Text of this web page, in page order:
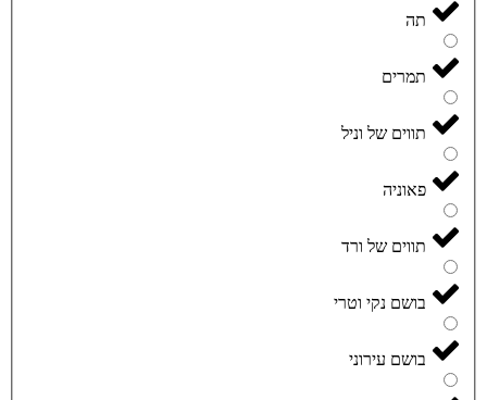
תה
תמרים
תווים של וניל
פאוניה
תווים של ורד
בושם נקי וטרי
בושם עירוני